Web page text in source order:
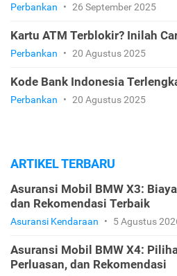
Perbankan • 26 September 2025
Kartu ATM Terblokir? Inilah
Perbankan • 20 Agustus 2025
Kode Bank Indonesia
Perbankan • 20 Agustus 2025
ARTIKEL TERBARU
Asuransi Mobil BMW X3:
dan Rekomendasi Terbaik
Asuransi Kendaraan • 5 Agustus
Asuransi Mobil BMW X4:
Perluasan, dan Rekomendasi